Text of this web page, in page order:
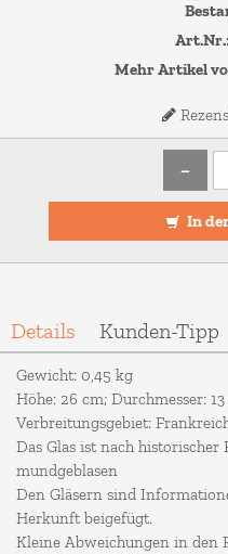
Art.Nr.:
Mehr Artikel
–
In
Details Kunden-Tipp
Gewicht: 0,45 kg
Höhe: 26 cm; Durchmesser:
Verbreitungsgebiet:
Das Glas ist nach historischer
mundgeblasen
Den Gläsern sind
Herkunft beigefügt.
Kleine Abweichungen in den